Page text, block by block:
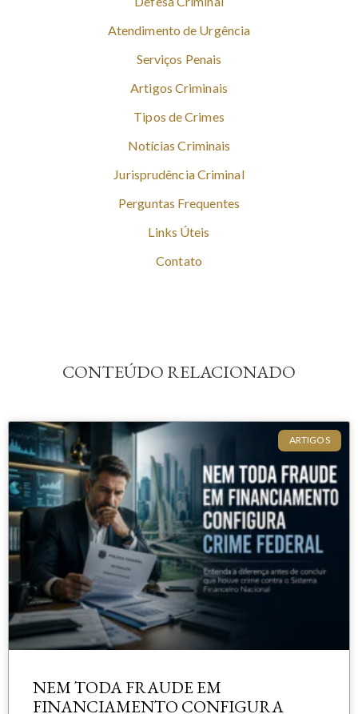
Atendimento de Urgência
Serviços Penais
Artigos Criminais
Tipos de Crimes
Notícias Criminais
Jurisprudência Criminal
Perguntas Frequentes
Links Úteis
Contato
CONTEÚDO RELACIONADO
ARTIGOS
NEM TODA FRAUDE EM
FINANCIAMENTO CONFIGURA